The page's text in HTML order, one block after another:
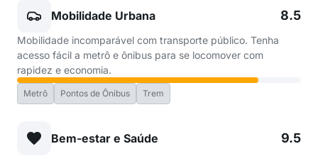
Mobilidade Urbana 8.5
Mobilidade incomparável com transporte público. Tenha
acesso fácil a metrô e ônibus para se locomover com
rapidez e economia.
Metrô Pontos de Ônibus Trem
Bem-estar e Saúde 9.5